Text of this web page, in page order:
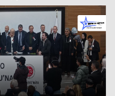
FOTO GALERİ
VİDEO GALERİ
KÜNYE